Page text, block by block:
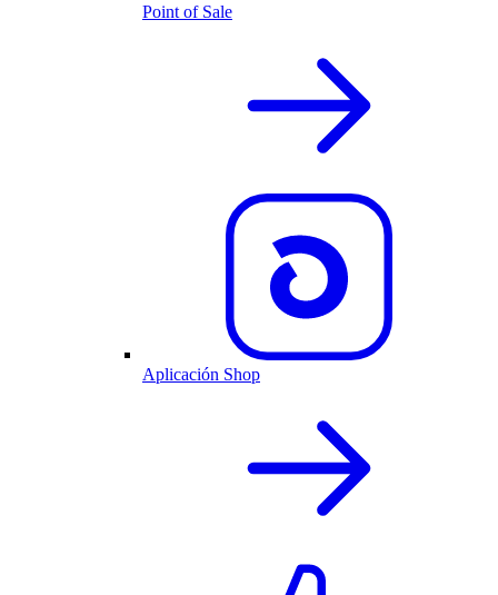
Point of Sale
Aplicación Shop